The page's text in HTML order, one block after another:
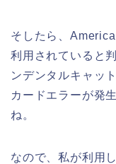
そしたら、
利用されていると
ンデンタルキャッ
カードエラーが発
ね。
なので、私が利用